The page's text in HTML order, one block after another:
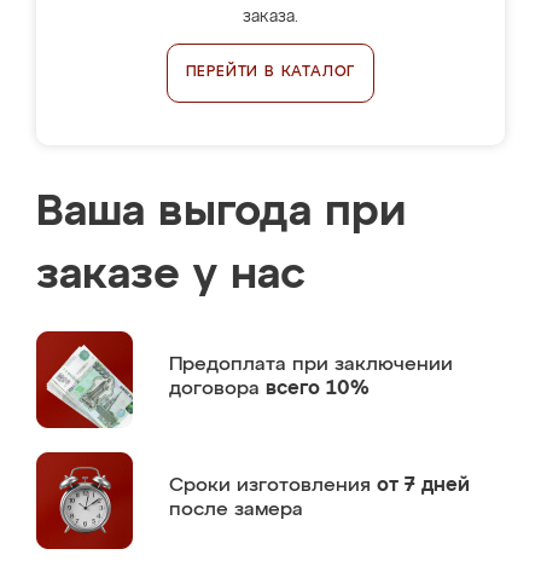
заказа.
ПЕРЕЙТИ В КАТАЛОГ
Ваша выгода при
заказе у нас
Предоплата при заключении
договора всего 10%
Сроки изготовления от 7 дней
после замера